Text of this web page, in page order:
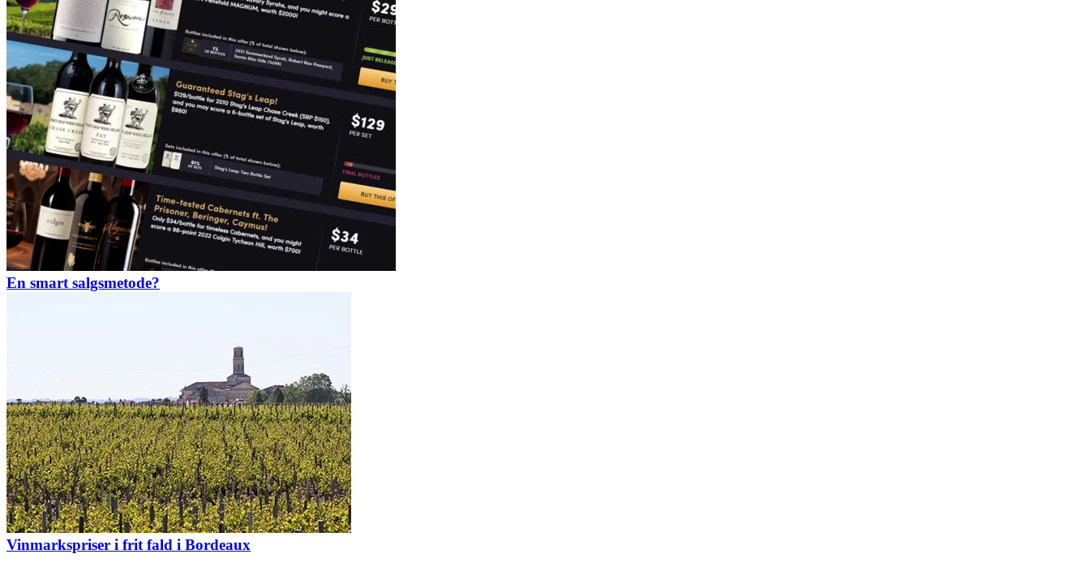
En smart salgsmetode?
Vinmarkspriser i frit fald i Bordeaux